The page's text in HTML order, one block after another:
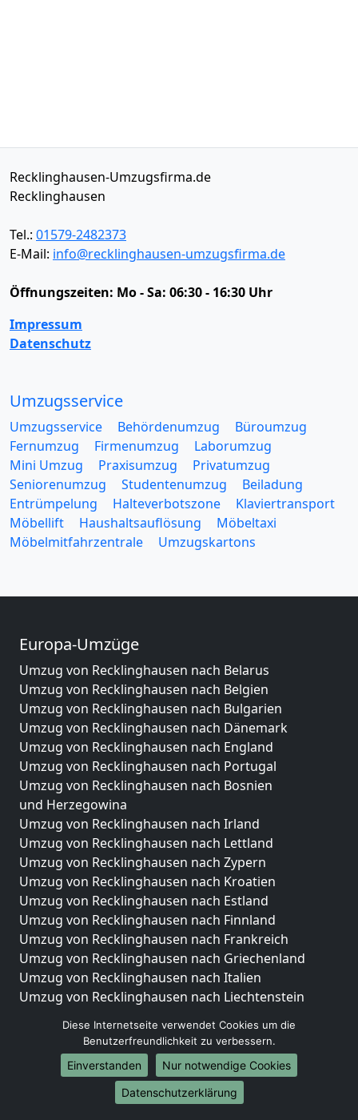
Recklinghausen-Umzugsfirma.de
Recklinghausen
Tel.: 01579-2482373
E-Mail: info@recklinghausen-umzugsfirma.de
Öffnungszeiten: Mo - Sa: 06:30 - 16:30 Uhr
Impressum
Datenschutz
Umzugsservice
Umzugsservice Behördenumzug
Büroumzug
Fernumzug
Firmenumzug
Laborumzug
Mini Umzug
Praxisumzug
Privatumzug
Seniorenumzug
Studentenumzug
Beiladung
Entrümpelung
Halteverbotszone
Klaviertransport
Möbellift
Haushaltsauflösung
Möbeltaxi
Möbelmitfahrzentrale
Umzugskartons
Europa-Umzüge
Umzug von Recklinghausen nach Belarus
Umzug von Recklinghausen nach Belgien
Umzug von Recklinghausen nach Bulgarien
Umzug von Recklinghausen nach Dänemark
Umzug von Recklinghausen nach England
Umzug von Recklinghausen nach Portugal
Umzug von Recklinghausen nach Bosnien
und Herzegowina
Umzug von Recklinghausen nach Irland
Umzug von Recklinghausen nach Lettland
Umzug von Recklinghausen nach Zypern
Umzug von Recklinghausen nach Kroatien
Umzug von Recklinghausen nach Estland
Umzug von Recklinghausen nach Finnland
Umzug von Recklinghausen nach Frankreich
Umzug von Recklinghausen nach Griechenland
Umzug von Recklinghausen nach Italien
Umzug von Recklinghausen nach Liechtenstein
Umzug von Recklinghausen nach Niederlande
Umzug von Recklinghausen nach Norwegen
Umzüge-Deutschlandweit
Diese Internetseite verwendet Cookies um die
Benutzerfreundlichkeit zu verbessern.
Einverstanden
Nur notwendige Cookies
Datenschutzerklärung